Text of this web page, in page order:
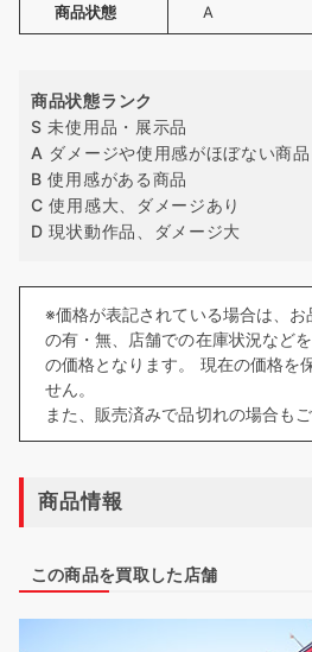
商品状態 A
商品状態ランク
S 未使用品・展示品
A ダメージや使用感がほぼない商品
B 使用感がある商品
C 使用感大、ダメージあり
D 現状動作品、ダメージ大
※価格が表記されている場合は、
の有・無、店舗での在庫状況など
の価格となります。 現在の価格を
せん。
また、販売済みで品切れの場合もご
商品情報
この商品を買取した店舗